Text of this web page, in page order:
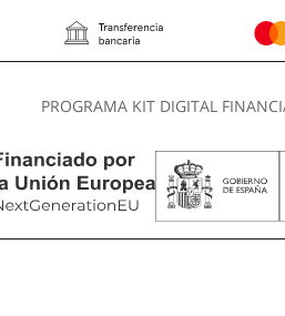
PROGRAMA KIT DIGITAL